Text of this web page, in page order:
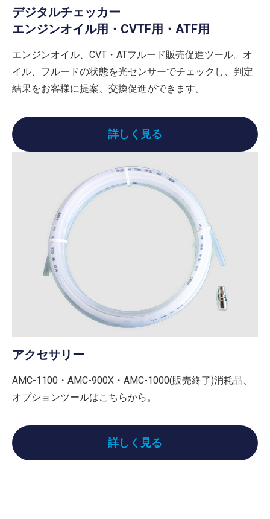
デジタルチェッカー
エンジンオイル用・CVTF用・ATF用
エンジンオイル、CVT・ATフルード販売促進ツール。オ
イル、フルードの状態を光センサーでチェックし、判定
結果をお客様に提案、交換促進ができます。
詳しく見る
アクセサリー
AMC-1100・AMC-900X・AMC-1000(販売終了)消耗品、
オプションツールはこちらから。
詳しく見る